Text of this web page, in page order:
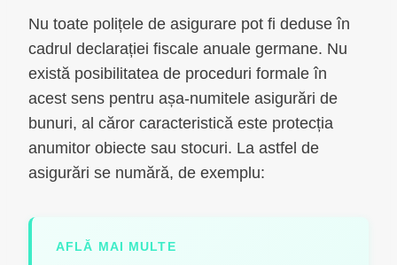
Nu toate polițele de asigurare pot fi deduse în
cadrul declarației fiscale anuale germane. Nu
există posibilitatea de proceduri formale în
acest sens pentru așa-numitele asigurări de
bunuri, al căror caracteristică este protecția
anumitor obiecte sau stocuri. La astfel de
asigurări se numără, de exemplu:
AFLĂ MAI MULTE